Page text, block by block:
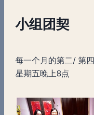
小组团契
每一个月的第二/ 第四
星期五晚上8点